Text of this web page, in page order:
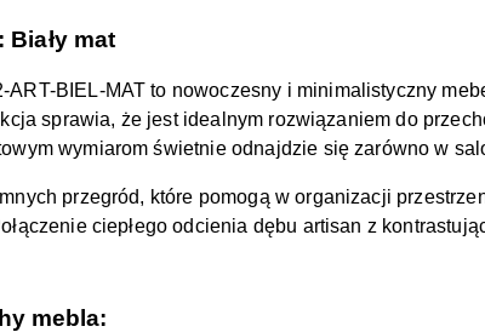
Biały mat
ART-BIEL-MAT to nowoczesny i minimalistyczny
sprawia, że jest idealnym rozwiązaniem do
wymiarom świetnie odnajdzie się zarówno w
przegród, które pomogą w organizacji
ciepłego odcienia dębu artisan z
mebla: